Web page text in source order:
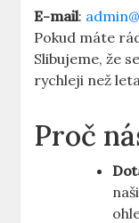
E-mail:
Pokud máte
Slibujeme, že
rychleji než
Proč